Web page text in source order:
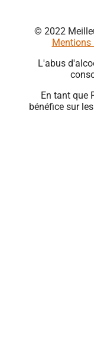
© 2022
Mentions
L'abus
En tant que
bénéfice sur